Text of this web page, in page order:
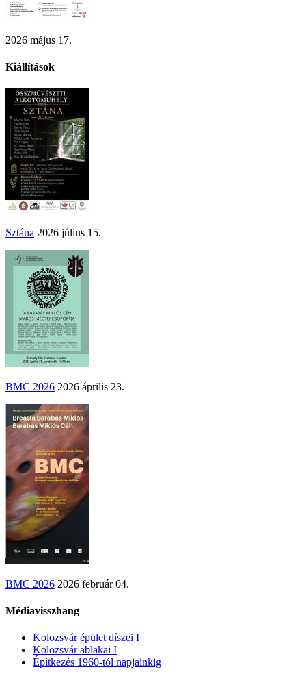
2026 május 17.
Kiállítások
Sztána 2026 július 15.
BMC 2026 2026 április 23.
BMC 2026 2026 február 04.
Médiavisszhang
Kolozsvár épület díszei I
Kolozsvár ablakai I
Építkezés 1960-tól napjainkig